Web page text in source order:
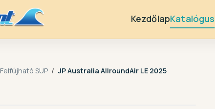
KezdőlapKatalógus
Felfújható SUP JP Australia AllroundAir LE 2025